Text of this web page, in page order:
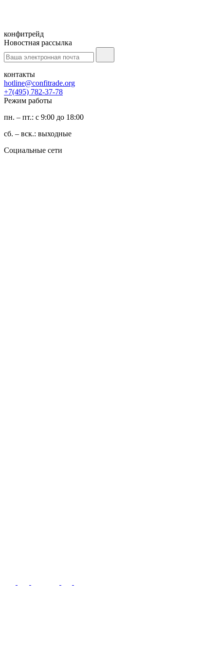
конфитрейд
Новостная рассылка
контакты
hotline@confitrade.org
+7(495) 782-37-78
Режим работы
пн. – пт.: с 9:00 до 18:00
сб. – вск.: выходные
Социальные сети